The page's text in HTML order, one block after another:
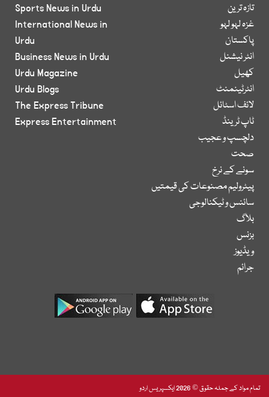
تازہ ترین
غزہ لہو لہو
پاکستان
انٹر نیشنل
کھیل
انٹرٹینمنٹ
لائف اسٹائل
ٹاپ ٹرینڈ
دلچسپ و عجیب
صحت
سونے کے نرخ
پیٹرولیم مصنوعات کی قیمتیں
سائنس و ٹیکنالوجی
بلاگ
بزنس
ویڈیوز
جرائم
Sports News in Urdu
International News in
Urdu
Business News in Urdu
Urdu Magazine
Urdu Blogs
The Express Tribune
Express Entertainment
تمام مواد کے جملہ حقوق © 2026 ایکسپریس اردو